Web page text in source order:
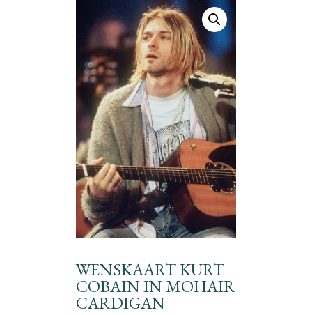
WENSKAART KURT
COBAIN IN MOHAIR
CARDIGAN